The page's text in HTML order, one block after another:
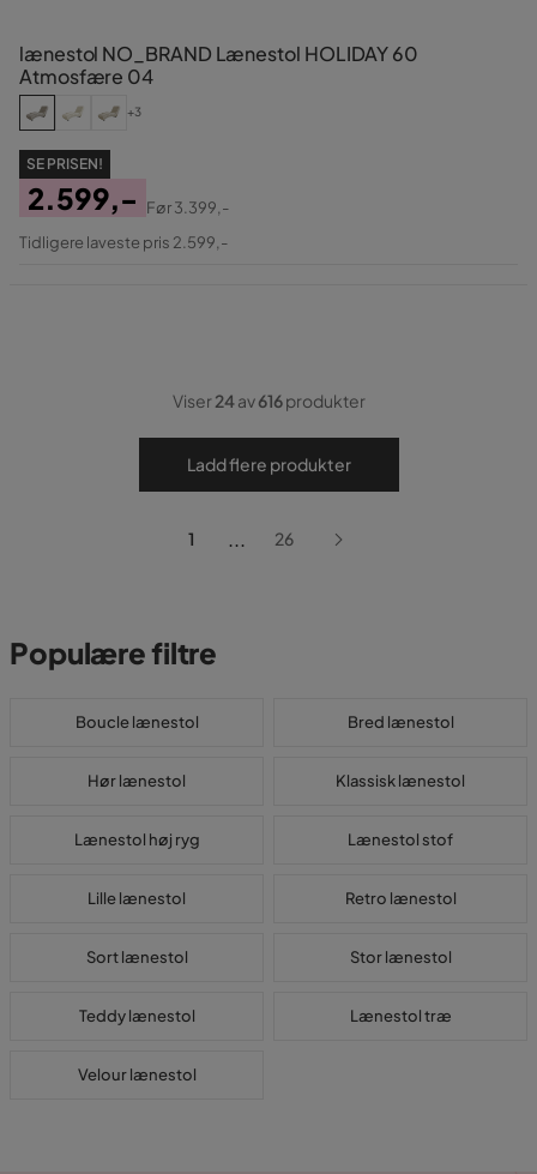
lænestol NO_BRAND Lænestol HOLIDAY 60
Atmosfære 04
+3
SE PRISEN!
Pris
2.599,-
Original
Før3.399,-
Tidligere laveste pris 2.599,-
Viser24av616produkter
Ladd flere produkter
1 ... 26
Populære filtre
Boucle lænestol Bred lænestol
Hør lænestol Klassisk lænestol
Lænestol høj ryg Lænestol stof
Lille lænestol Retro lænestol
Sort lænestol Stor lænestol
Teddy lænestol Lænestol træ
Velour lænestol